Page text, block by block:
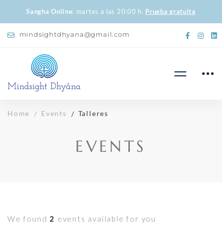
Sangha Online: martes a las 20:00 h. Prueba gratuita
mindsightdhyana@gmail.com
Home Events Talleres
EVENTS
We found 2 events available for you